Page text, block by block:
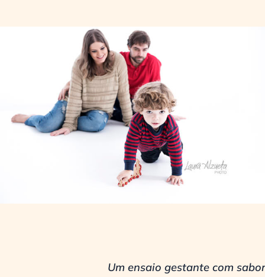
Um ensaio gestante com